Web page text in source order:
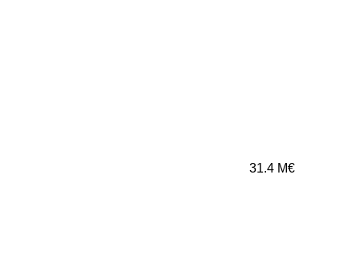
31.4 M€